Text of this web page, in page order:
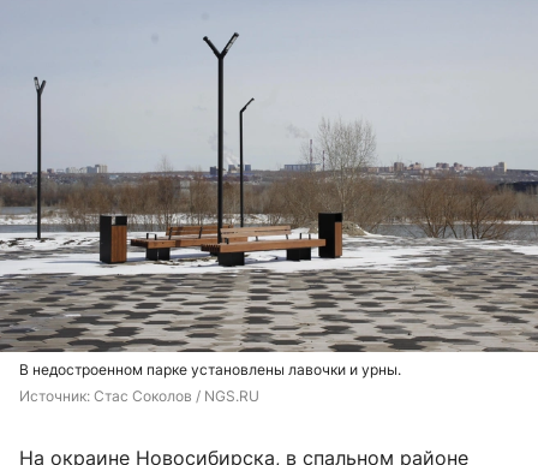
В недостроенном парке установлены лавочки и урны.
Источник: Стас Соколов / NGS.RU
На окраине Новосибирска, в спальном районе